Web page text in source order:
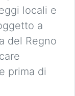
locali e
a
del Regno
prima di